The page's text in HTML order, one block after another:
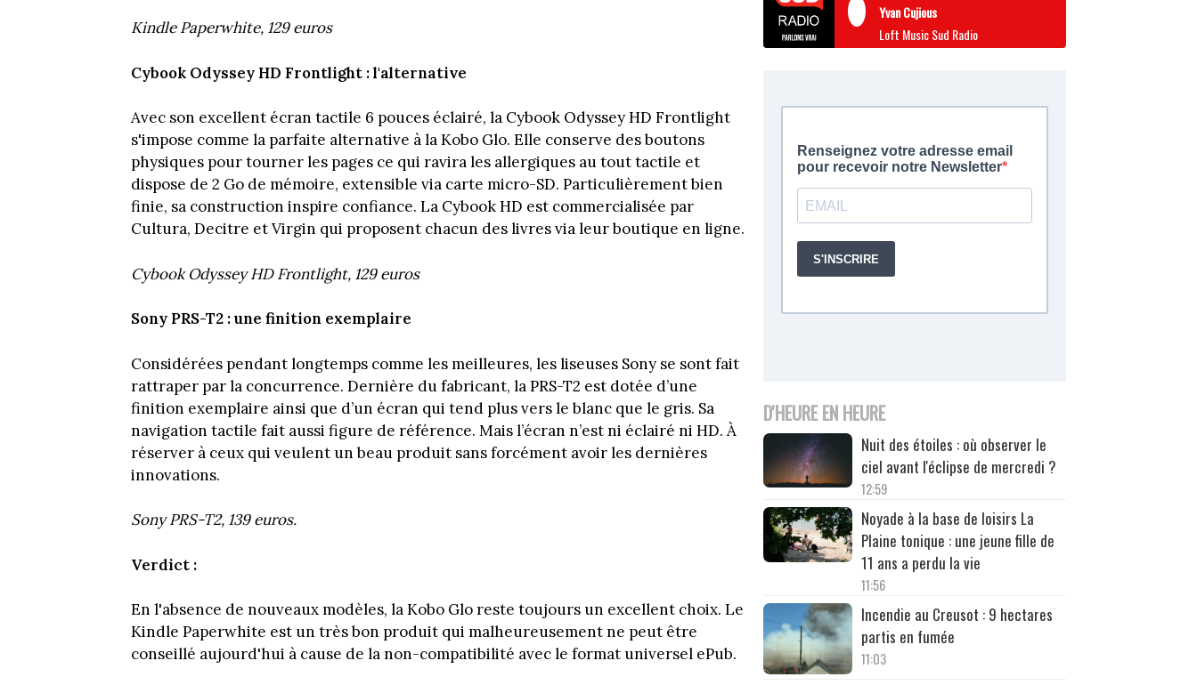
Kindle Paperwhite, 129 euros
Cybook Odyssey HD Frontlight : l'alternative
Avec son excellent écran tactile 6 pouces éclairé, la Cybook Odyssey HD Frontlight
s'impose comme la parfaite alternative à la Kobo Glo. Elle conserve des boutons
physiques pour tourner les pages ce qui ravira les allergiques au tout tactile et
dispose de 2 Go de mémoire, extensible via carte micro-SD. Particulièrement bien
finie, sa construction inspire confiance. La Cybook HD est commercialisée par
Cultura, Decitre et Virgin qui proposent chacun des livres via leur boutique en ligne.
Cybook Odyssey HD Frontlight, 129 euros
Sony PRS-T2 : une finition exemplaire
Considérées pendant longtemps comme les meilleures, les liseuses Sony se sont fait
rattraper par la concurrence. Dernière du fabricant, la PRS-T2 est dotée d’une
finition exemplaire ainsi que d’un écran qui tend plus vers le blanc que le gris. Sa
navigation tactile fait aussi figure de référence. Mais l’écran n’est ni éclairé ni HD. À
réserver à ceux qui veulent un beau produit sans forcément avoir les dernières
innovations.
Sony PRS-T2, 139 euros.
Verdict :
En l'absence de nouveaux modèles, la Kobo Glo reste toujours un excellent choix. Le
Kindle Paperwhite est un très bon produit qui malheureusement ne peut être
conseillé aujourd'hui à cause de la non-compatibilité avec le format universel ePub.
Yvan Cujious
Loft Music Sud Radio
D'HEURE EN HEURE
Nuit des étoiles : où observer le
ciel avant l'éclipse de mercredi ?
12:59
Noyade à la base de loisirs La
Plaine tonique : une jeune fille de
11 ans a perdu la vie
11:56
Incendie au Creusot : 9 hectares
partis en fumée
11:03